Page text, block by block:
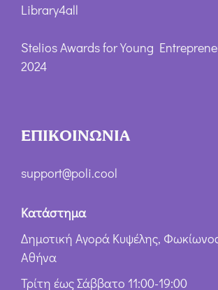
Library4all
Stelios Awards for Young
2024
ΕΠΙΚΟΙΝΩΝΙΑ
support@poli.cool
Κατάστημα
Δημοτική Αγορά Κυψέλης,
Αθήνα
Τρίτη έως Σάββατο 11:00-19:00